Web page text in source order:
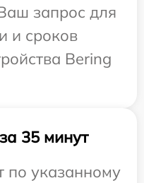
запрос для
и сроков
Bering
35 минут
по указанному